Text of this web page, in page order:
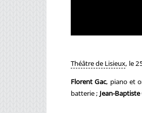
Théâtre de Lisieux, le
Florent Gac, piano et
batterie ; Jean-